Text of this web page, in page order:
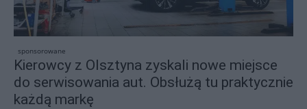
sponsorowane
Kierowcy z Olsztyna zyskali nowe miejsce
do serwisowania aut. Obsłużą tu praktycznie
każdą markę